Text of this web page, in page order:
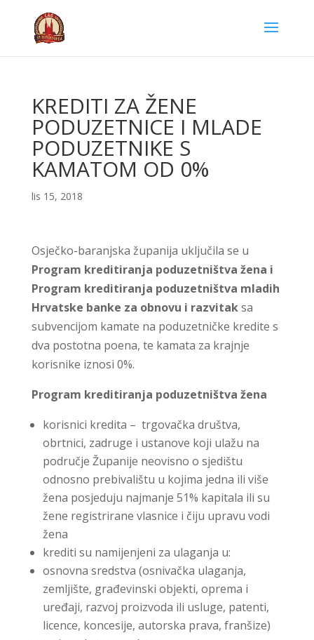
KREDITI ZA ŽENE
PODUZETNICE I MLADE
PODUZETNIKE S
KAMATOM OD 0%
lis 15, 2018
Osječko-baranjska županija uključila se u
Program kreditiranja poduzetništva žena i
Program kreditiranja poduzetništva mladih
Hrvatske banke za obnovu i razvitaksa
subvencijom kamate na poduzetničke kredite s
dva postotna poena, te kamata za krajnje
korisnike iznosi 0%.
Program kreditiranja poduzetništva žena
korisnici kredita – trgovačka društva,
obrtnici, zadruge i ustanove koji ulažu na
područje Županije neovisno o sjedištu
odnosno prebivalištu u kojima jedna ili više
žena posjeduju najmanje 51% kapitala ili su
žene registrirane vlasnice i čiju upravu vodi
žena
krediti su namijenjeni za ulaganja u:
osnovna sredstva (osnivačka ulaganja,
zemljište, građevinski objekti, oprema i
uređaji, razvoj proizvoda ili usluge, patenti,
licence, koncesije, autorska prava, franšize)